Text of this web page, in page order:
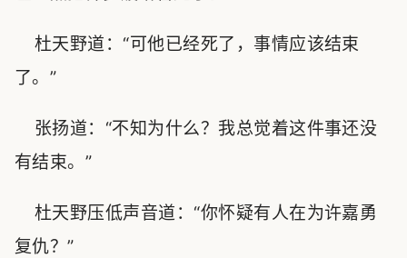
杜天野道：“可他已经死了，事情应该结束
了。”
张扬道：“不知为什么？我总觉着这件事还没
有结束。”
杜天野压低声音道：“你怀疑有人在为许嘉勇
复仇？”